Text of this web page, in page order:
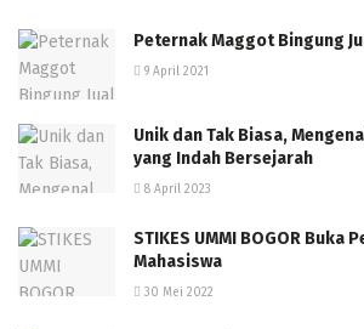
Peternak Maggot Bingung
9 April 2021
Unik dan Tak Biasa,
yang Indah Bersejarah
8 April 2023
STIKES UMMI BOGOR Buka
Mahasiswa
30 Mei 2022